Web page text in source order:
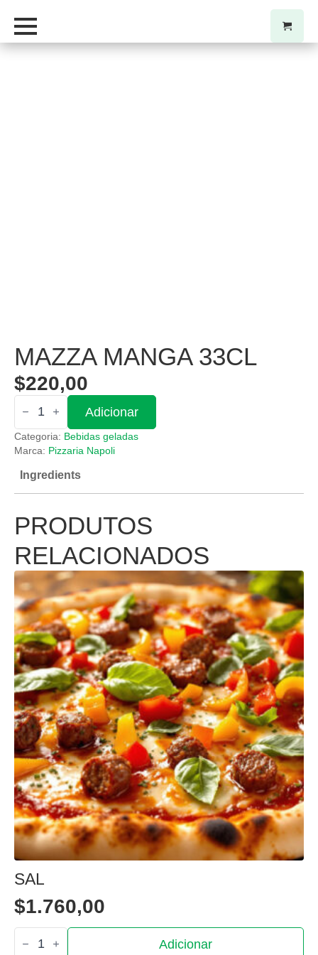
MAZZA MANGA 33CL
$220,00
Quantidade
de
Mazza
Manga
33cl
Adicionar
Categoria: Bebidas geladas
Marca: Pizzaria Napoli
Ingredients
PRODUTOS
RELACIONADOS
SAL
$1.760,00
Quantidade
de
Adicionar